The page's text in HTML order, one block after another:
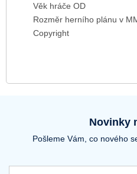
Věk hráče OD
Rozměr herního plánu v
Copyright
Novinky
Pošleme Vám, co nového